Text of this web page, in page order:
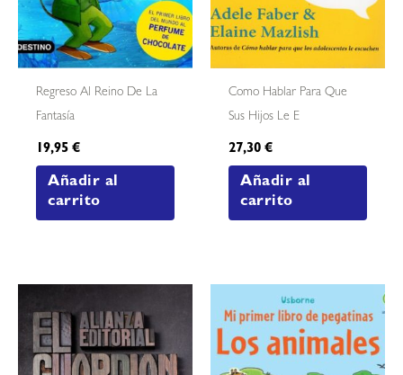
Regreso Al Reino De La
Fantasía
19,95€
Añadir al
carrito
Como Hablar Para Que
Sus Hijos Le E
27,30€
Añadir al
carrito